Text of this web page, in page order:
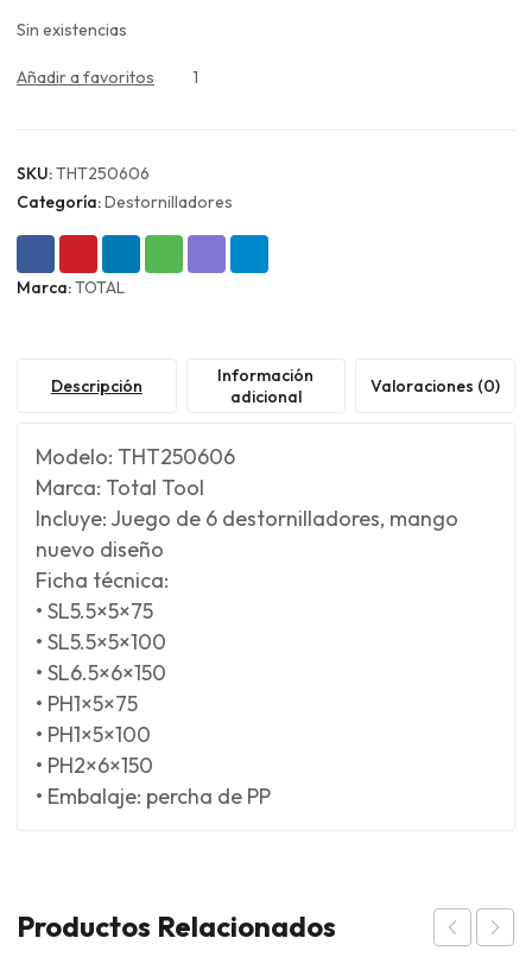
Sin existencias
Añadir a favoritos 1
SKU:THT250606
Categoría:Destornilladores
Marca:TOTAL
Descripción
Información
adicional
Valoraciones (0)
Modelo: THT250606
Marca: Total Tool
Incluye: Juego de 6 destornilladores, mango
nuevo diseño
Ficha técnica:
• SL5.5×5×75
• SL5.5×5×100
• SL6.5×6×150
• PH1×5×75
• PH1×5×100
• PH2×6×150
• Embalaje: percha de PP
Productos Relacionados